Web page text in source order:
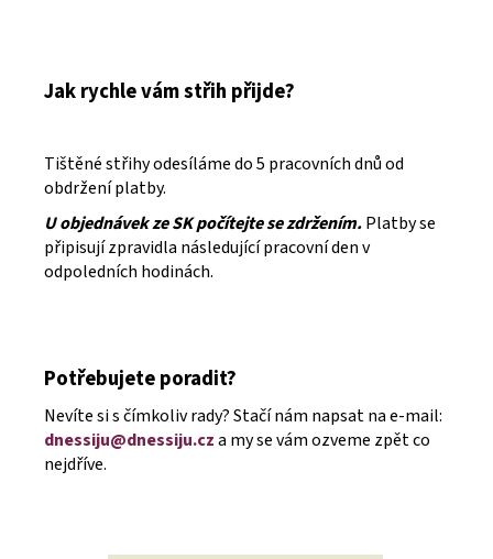
Jak rychle vám střih přijde?
Tištěné střihy odesíláme do 5 pracovních dnů od
obdržení platby.
U objednávek ze SK počítejte se zdržením.Platby se
připisují zpravidla následující pracovní den v
odpoledních hodinách.
Potřebujete poradit?
Nevíte si s čímkoliv rady? Stačí nám napsat na e-mail:
dnessiju@dnessiju.cza my se vám ozveme zpět co
nejdříve.